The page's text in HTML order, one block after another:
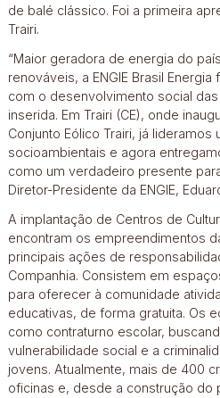
de balé clássico. Foi a primeira
Trairi.
“Maior geradora de energia do
renováveis, a ENGIE Brasil
com o desenvolvimento social
inserida. Em Trairi (CE), onde
Conjunto Eólico Trairi, já
socioambientais e agora
como um verdadeiro presente
Diretor-Presidente da ENGIE,
A implantação de Centros de
encontram os empreendimentos
principais ações de
Companhia. Consistem em
para oferecer à comunidade
educativas, de forma gratuita. Os
como contraturno escolar,
vulnerabilidade social e a
jovens. Atualmente, mais de 400
oficinas e, desde a construção do